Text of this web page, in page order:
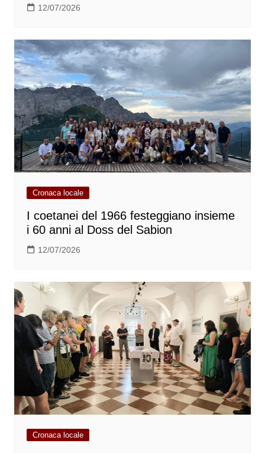
12/07/2026
Cronaca locale
I coetanei del 1966 festeggiano insieme
i 60 anni al Doss del Sabion
12/07/2026
Cronaca locale